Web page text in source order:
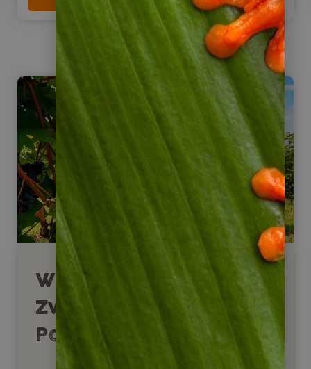
Weintäler Chile:
Zwischen Anden &
Pazifik